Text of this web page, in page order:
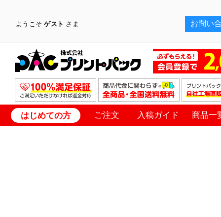
ようこそゲスト さま お問い
はじめての方 ご注文 入稿ガイド 商品一